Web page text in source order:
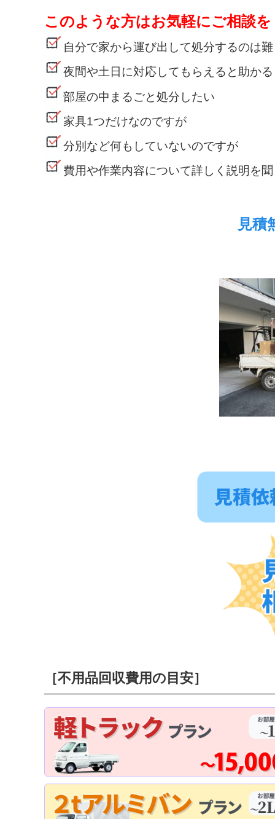
このような方はお気軽にご相談を
自分で家から運び出して処分するのは
夜間や土日に対応してもらえると助かる
部屋の中まるごと処分したい
家具1つだけなのですが
分別など何もしていないのですが
費用や作業内容について詳しく説明を
見積
［不用品回収費用の目安］